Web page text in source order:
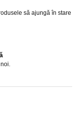
să ajungă în stare